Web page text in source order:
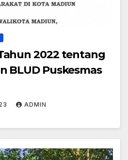
2022 tentang
BLUD Puskesmas
ADMIN